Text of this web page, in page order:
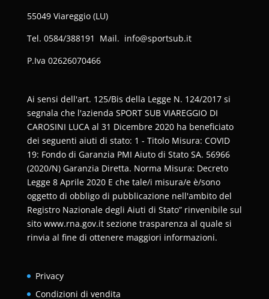
55049 Viareggio (LU)
Tel. 0584/388191 Mail. info@sportsub.it
P.Iva 02626070466
Ai sensi dell'art. 125/Bis della Legge N. 124/2017 si
segnala che l'azienda SPORT SUB VIAREGGIO DI
CAROSINI LUCA al 31 Dicembre 2020 ha beneficiato
dei seguenti aiuti di stato: 1 - Titolo Misura: COVID
19: Fondo di Garanzia PMI Aiuto di Stato SA. 56966
(2020/N) Garanzia Diretta. Norma Misura: Decreto
Legge 8 Aprile 2020 E che tale/i misura/e è/sono
oggetto di obbligo di pubblicazione nell'ambito del
Registro Nazionale degli Aiuti di Stato” rinvenibile sul
sito www.rna.gov.it sezione trasparenza al quale si
rinvia al fine di ottenere maggiori informazioni.
Privacy
Condizioni di vendita